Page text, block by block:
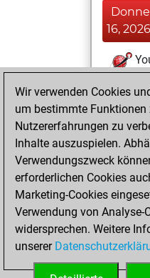
16, 2026
=71 -86
23,
slow
games
Wir verwenden Cookies
um bestimmte
Nutzererfahrungen zu
Inhalte auszuspielen.
Verwendungszweck
erforderlichen Cookies
Marketing-Cookies
Verwendung von Analyse-
widersprechen. Weitere
unserer